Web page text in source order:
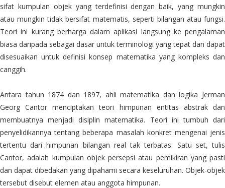
sifat kumpulan objek yang terdefinisi dengan baik, yang mungkin
atau mungkin tidak bersifat matematis, seperti bilangan atau fungsi.
Teori ini kurang berharga dalam aplikasi langsung ke pengalaman
biasa daripada sebagai dasar untuk terminologi yang tepat dan dapat
disesuaikan untuk definisi konsep matematika yang kompleks dan
canggih.
Antara tahun 1874 dan 1897, ahli matematika dan logika Jerman
Georg Cantor menciptakan teori himpunan entitas abstrak dan
membuatnya menjadi disiplin matematika. Teori ini tumbuh dari
penyelidikannya tentang beberapa masalah konkret mengenai jenis
tertentu dari himpunan bilangan real tak terbatas. Satu set, tulis
Cantor, adalah kumpulan objek persepsi atau pemikiran yang pasti
dan dapat dibedakan yang dipahami secara keseluruhan. Objek-objek
tersebut disebut elemen atau anggota himpunan.